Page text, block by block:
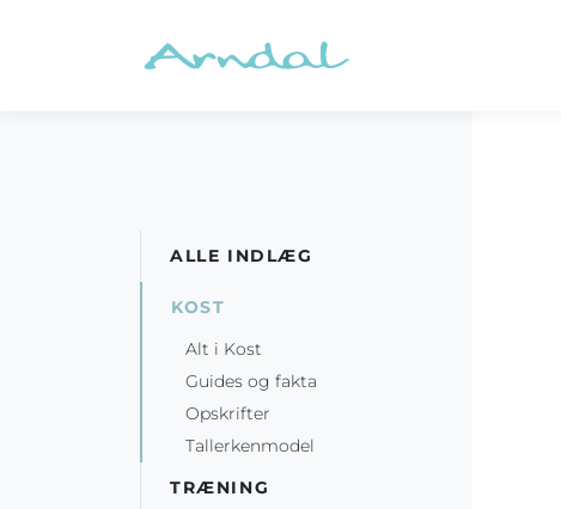
ALLE INDLÆG
KOST
Alt i Kost
Guides og fakta
Opskrifter
Tallerkenmodel
TRÆNING